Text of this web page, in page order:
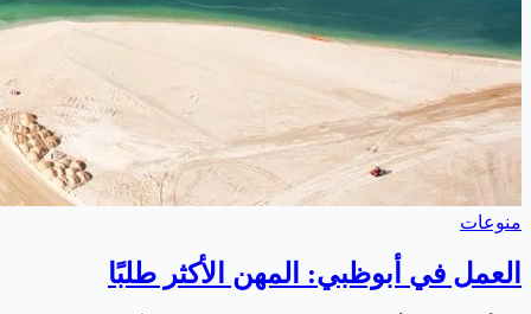
منوعات
العمل في أبوظبي: المهن الأكثر طلبًا